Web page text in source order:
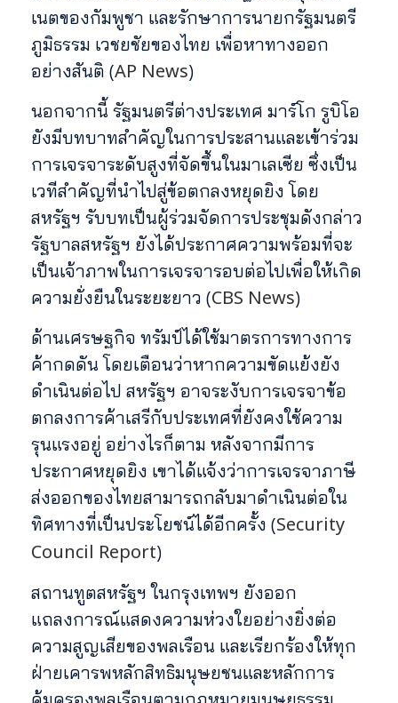
เนตของกัมพูชา และรักษาการนายกรัฐมนตรี
ภูมิธรรม เวชยชัยของไทย เพื่อหาทางออก
อย่างสันติ (AP News)
นอกจากนี้ รัฐมนตรีต่างประเทศ มาร์โก รูบิโอ
ยังมีบทบาทสำคัญในการประสานและเข้าร่วม
การเจรจาระดับสูงที่จัดขึ้นในมาเลเซีย ซึ่งเป็น
เวทีสำคัญที่นำไปสู่ข้อตกลงหยุดยิง โดย
สหรัฐฯ รับบทเป็นผู้ร่วมจัดการประชุมดังกล่าว
รัฐบาลสหรัฐฯ ยังได้ประกาศความพร้อมที่จะ
เป็นเจ้าภาพในการเจรจารอบต่อไปเพื่อให้เกิด
ความยั่งยืนในระยะยาว (CBS News)
ด้านเศรษฐกิจ ทรัมป์ได้ใช้มาตรการทางการ
ค้ากดดัน โดยเตือนว่าหากความขัดแย้งยัง
ดำเนินต่อไป สหรัฐฯ อาจระงับการเจรจาข้อ
ตกลงการค้าเสรีกับประเทศที่ยังคงใช้ความ
รุนแรงอยู่ อย่างไรก็ตาม หลังจากมีการ
ประกาศหยุดยิง เขาได้แจ้งว่าการเจรจาภาษี
ส่งออกของไทยสามารถกลับมาดำเนินต่อใน
ทิศทางที่เป็นประโยชน์ได้อีกครั้ง (Security
Council Report)
สถานทูตสหรัฐฯ ในกรุงเทพฯ ยังออก
แถลงการณ์แสดงความห่วงใยอย่างยิ่งต่อ
ความสูญเสียของพลเรือน และเรียกร้องให้ทุก
ฝ่ายเคารพหลักสิทธิมนุษยชนและหลักการ